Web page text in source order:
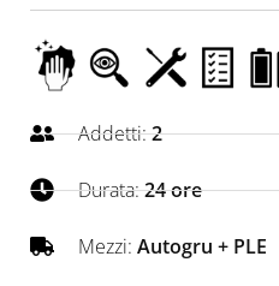
Addetti:2
Durata:24 ore
Mezzi: Autogru + PLE